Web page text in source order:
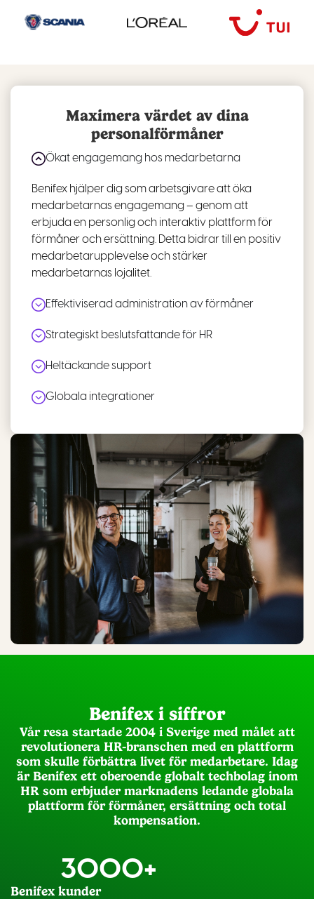
Maximera värdet av dina
personalförmåner
Ökat engagemang hos medarbetarna
Benifex hjälper dig som arbetsgivare att öka
medarbetarnas engagemang – genom att
erbjuda en personlig och interaktiv plattform för
förmåner och ersättning. Detta bidrar till en positiv
medarbetarupplevelse och stärker
medarbetarnas lojalitet.
Effektiviserad administration av förmåner
Strategiskt beslutsfattande för HR
Heltäckande support
Globala integrationer
Benifex i siffror
Vår resa startade 2004 i Sverige med målet att
revolutionera HR-branschen med en plattform
som skulle förbättra livet för medarbetare. Idag
är Benifex ett oberoende globalt techbolag inom
HR som erbjuder marknadens ledande globala
plattform för förmåner, ersättning och total
kompensation.
3000+
Benifex kunder